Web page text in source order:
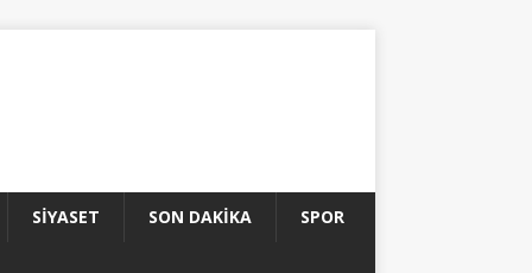
SIYASET SON DAKIKA SPOR